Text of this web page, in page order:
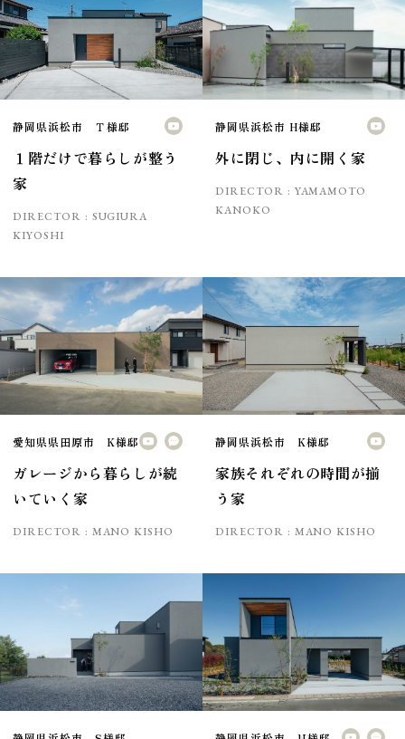
静岡県浜松市 Ｔ様邸
１階だけで暮らしが整う
家
DIRECTOR : SUGIURA
KIYOSHI
静岡県浜松市 H様邸
外に閉じ、内に開く家
DIRECTOR : YAMAMOTO
KANOKO
愛知県県田原市 K様邸
ガレージから暮らしが続
いていく家
DIRECTOR : MANO KISHO
静岡県浜松市 K様邸
家族それぞれの時間が揃
う家
DIRECTOR : MANO KISHO